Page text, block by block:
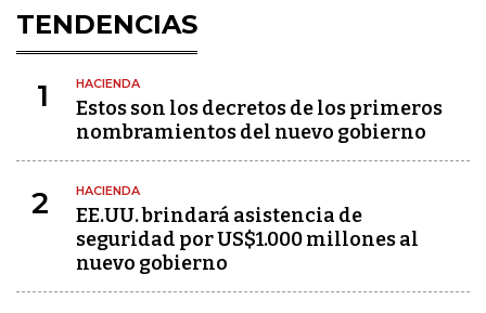
TENDENCIAS
1 HACIENDA
Estos son los decretos de los primeros
nombramientos del nuevo gobierno
2 HACIENDA
EE.UU. brindará asistencia de
seguridad por US$1.000 millones al
nuevo gobierno